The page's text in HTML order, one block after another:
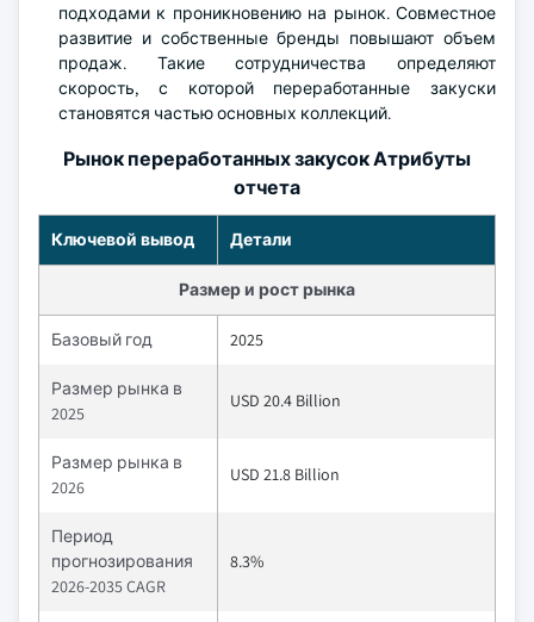
подходами к проникновению на рынок. Совместное
развитие и собственные бренды повышают объем
продаж. Такие сотрудничества определяют
скорость, с которой переработанные закуски
становятся частью основных коллекций.
Рынок переработанных закусок Атрибуты
отчета
Ключевой вывод Детали
Размер и рост рынка
Базовый год 2025
Размер рынка в
2025
USD 20.4 Billion
Размер рынка в
2026
USD 21.8 Billion
Период
прогнозирования
2026-2035 CAGR
8.3%